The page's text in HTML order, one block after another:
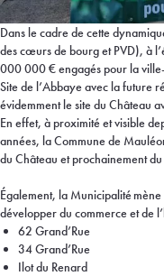
Dans le cadre de cette
des cœurs de bourg et PVD), à
000 000 € engagés pour la
Site de l’Abbaye avec la future
évidemment le site du Château
En effet, à proximité et visible
années, la Commune de
du Château et prochainement
Également, la Municipalité
développer du commerce et de
62 Grand’Rue
34 Grand’Rue
Ilot du Renard